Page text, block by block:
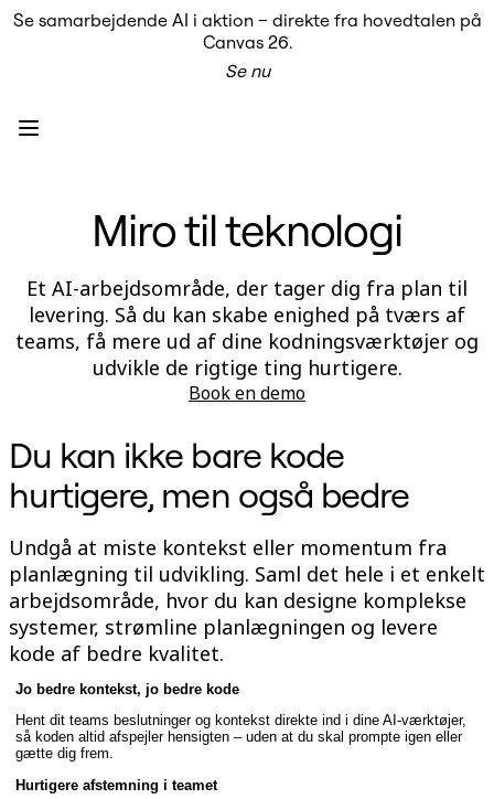
Intelligent Canvas™
Forbindelser
MCP Server
Udforsk AI-håndbøger
Blueprints
Integrationer
Sikkerhed
Enterprise Guard
Udviklerplatform
Download apps
Diagrammer
Kanban
Tidslinjer
Talktrack
Docs
Slides
Brugstilfælde
Udvalgt
Udforsk AI-håndbøger
Gå på opdagelse i Miroverse
Diagramming
Workshops
Brainstorming
Mindmaps
Flowdiagrammer
Se samarbejdende AI i aktion – direkte fra hovedtalen på
Canvas 26.
Se nu
Miro til teknologi
Et AI-arbejdsområde, der tager dig fra plan til
levering. Så du kan skabe enighed på tværs af
teams, få mere ud af dine kodningsværktøjer og
udvikle de rigtige ting hurtigere.
Book en demo
Du kan ikke bare kode
hurtigere, men også bedre
Undgå at miste kontekst eller momentum fra
planlægning til udvikling. Saml det hele i et enkelt
arbejdsområde, hvor du kan designe komplekse
systemer, strømline planlægningen og levere
kode af bedre kvalitet.
Jo bedre kontekst, jo bedre kode
Hent dit teams beslutninger og kontekst direkte ind i dine AI-værktøjer,
så koden altid afspejler hensigten – uden at du skal prompte igen eller
gætte dig frem.
Hurtigere afstemning i teamet